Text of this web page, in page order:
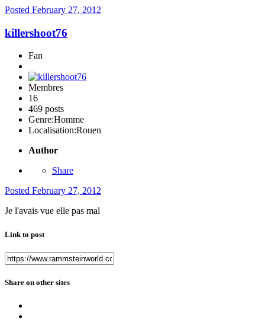
Posted February 27, 2012
killershoot76
Fan
Membres
16
469 posts
Genre:Homme
Localisation:Rouen
Author
Share
Posted February 27, 2012
Je l'avais vue elle pas mal
Link to post
Share on other sites